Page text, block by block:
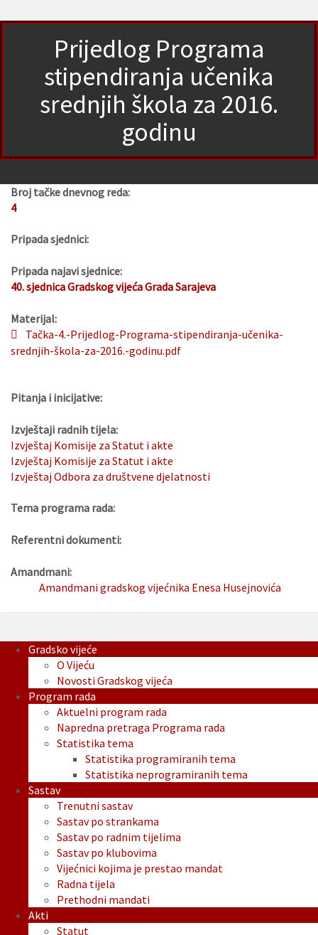
Prijedlog Programa
stipendiranja učenika
srednjih škola za 2016.
godinu
Broj tačke dnevnog reda:
4
Pripada sjednici:
Pripada najavi sjednice:
40. sjednica Gradskog vijeća Grada Sarajeva
Materijal:
Tačka-4.-Prijedlog-Programa-stipendiranja-učenika-
srednjih-škola-za-2016.-godinu.pdf
Pitanja i inicijative:
Izvještaji radnih tijela:
Izvještaj Komisije za Statut i akte
Izvještaj Komisije za Statut i akte
Izvještaj Odbora za društvene djelatnosti
Tema programa rada:
Referentni dokumenti:
Amandmani:
Amandmani gradskog vijećnika Enesa Husejnovića
Gradsko vijeće
O Vijeću
Novosti Gradskog vijeća
Program rada
Aktuelni program rada
Napredna pretraga Programa rada
Statistika tema
Statistika programiranih tema
Statistika neprogramiranih tema
Sastav
Trenutni sastav
Sastav po strankama
Sastav po radnim tijelima
Sastav po klubovima
Vijećnici kojima je prestao mandat
Radna tijela
Prethodni mandati
Akti
Statut